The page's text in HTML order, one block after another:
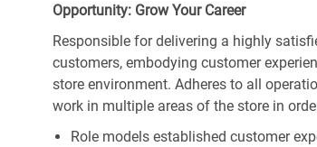
Opportunity: Grow Your Career
Responsible for delivering a highly
customers, embodying customer
store environment. Adheres to all
work in multiple areas of the store in
Role models established customer